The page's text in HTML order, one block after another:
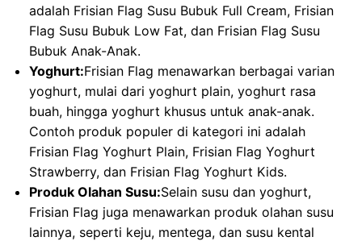
adalah Frisian Flag Susu Bubuk Full Cream, Frisian
Flag Susu Bubuk Low Fat, dan Frisian Flag Susu
Bubuk Anak-Anak.
Yoghurt:Frisian Flag menawarkan berbagai varian
yoghurt, mulai dari yoghurt plain, yoghurt rasa
buah, hingga yoghurt khusus untuk anak-anak.
Contoh produk populer di kategori ini adalah
Frisian Flag Yoghurt Plain, Frisian Flag Yoghurt
Strawberry, dan Frisian Flag Yoghurt Kids.
Produk Olahan Susu:Selain susu dan yoghurt,
Frisian Flag juga menawarkan produk olahan susu
lainnya, seperti keju, mentega, dan susu kental